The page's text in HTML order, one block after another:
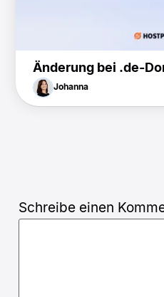
Änderung bei .de-
Johanna
Schreibe einen